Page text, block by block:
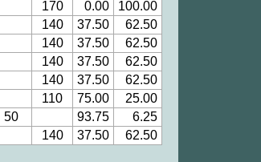
170 0.00
100.00
140 37.50
62.50
140 37.50
62.50
140 37.50
62.50
140 37.50
62.50
110 75.00
25.00
50 93.75
6.25
140 37.50 62.50